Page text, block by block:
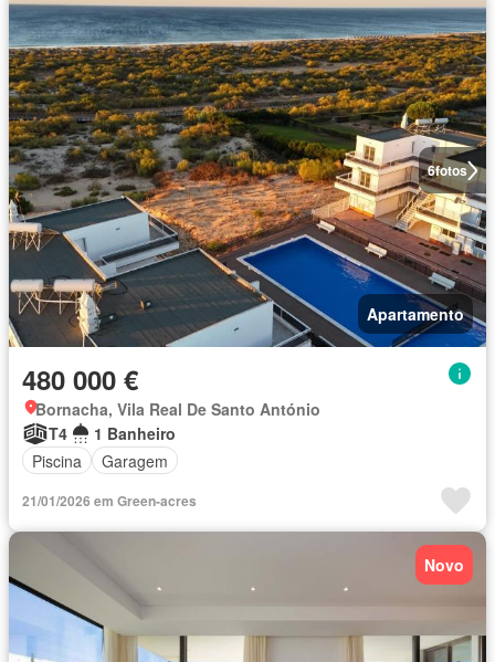
6fotos
Apartamento
480 000 €
Bornacha, Vila Real De Santo António
T4
1 Banheiro
Piscina
Garagem
21/01/2026 em Green-acres
Novo